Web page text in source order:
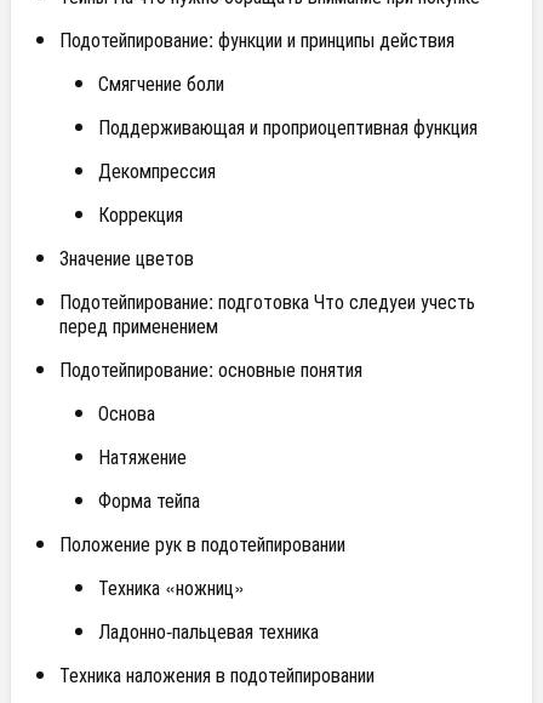
Подотейпирование: функции и принципы действия
Смягчение боли
Поддерживающая и проприоцептивная функция
Декомпрессия
Коррекция
Значение цветов
Подотейпирование: подготовка Что следуеи учесть
перед применением
Подотейпирование: основные понятия
Основа
Натяжение
Форма тейпа
Положение рук в подотейпировании
Техника «ножниц»
Ладонно-пальцевая техника
Техника наложения в подотейпировании